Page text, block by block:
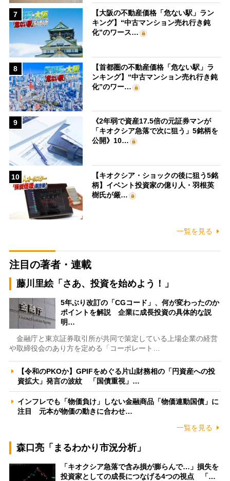
7
【大阪の不動産価格「危ない駅」ラン
キング】“中古マンション売れ行き鈍
化”のワース…
8
【首都圏の不動産価格「危ない駅」ラ
ンキング】“中古マンション売れ行き鈍
化”のワー…
9
《2年弱で資産17.5倍の元証券マンが
「キオクシア急落で次に狙う」5銘柄を
公開》10…
10
【キオクシア・ショックの後に狙う5銘
柄】イベント投資家の億り人・羽根英
樹氏が厳…
一覧を見る
注目の著者・連載
藤川里絵「さあ、投資を始めよう！」
5年ぶり改訂の「CGコード」、何が変わったのか
ポイントを解説 企業に成長投資の具体的な説
明…
金融庁と東京証券取引所が共同で策定している上場企業の経営
や取締役会のあり方を定める「コーポレート…
【令和のPKOか】GPIFをめぐる片山財務相の「円資産への投
資拡大」発言の波紋 「国債重視」…
インフレでも「物価負け」しない金融商品「物価連動国債」に
注目 元本が物価の動きに合わせ…
一覧を見る
森口亮「まるわかり市況分析」
「キオクシア急落で含み損が膨らんで…」損失を
投資家としての成長につなげる4つの視点 「…